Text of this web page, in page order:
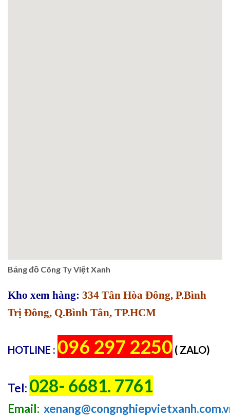
Bảng đồ Công Ty Việt Xanh
Kho xem hàng: 334 Tân Hòa Đông, P.Bình
Trị Đông, Q.Bình Tân, TP.HCM
HOTLINE : 096 297 2250 ( ZALO)
Tel: 028- 6681. 7761
Email: